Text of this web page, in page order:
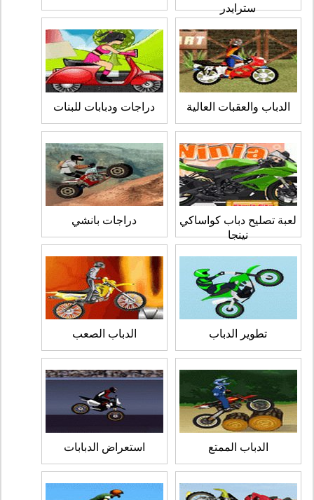
سترايدر
الدباب والعقبات العالية دراجات ودبابات للبنات
لعبة تصليح دباب كواساكي
نينجا
دراجات بانشي
تطوير الدباب الدباب الصعب
الدباب الممتع استعراض الدبابات